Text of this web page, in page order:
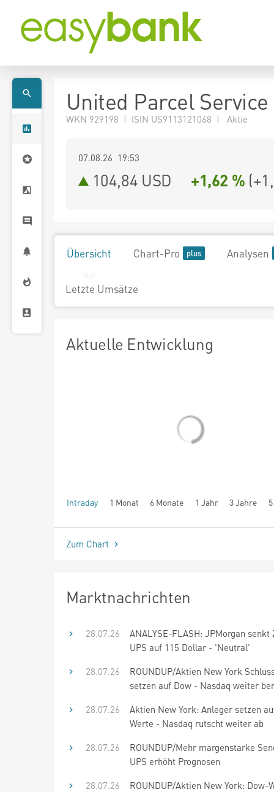
United Parcel
WKN 929198 | ISIN US9113121068 | Aktie
07.08.26 19:53
104,84 USD +1,62 % (
Übersicht Chart-Pro Analysen
Letzte Umsätze
Aktuelle Entwicklung
Intraday 1 Monat 6 Monate 1 Jahr 3 Jahre
seit Beginn
Zum Chart
Marktnachrichten
28.07.26
ANALYSE-FLASH: JPMorgan senkt
UPS auf 115 Dollar - 'Neutral'
28.07.26
ROUNDUP/Aktien New York
setzen auf Dow - Nasdaq weiter
28.07.26
Aktien New York: Anleger setzen
Werte - Nasdaq rutscht weiter ab
28.07.26
ROUNDUP/Mehr margenstarke
UPS erhöht Prognosen
28.07.26
ROUNDUP/Aktien New York: Dow-